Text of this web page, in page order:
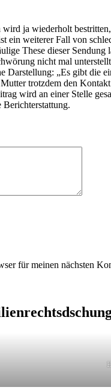
ja wiederholt
ein weiterer Fall von
These dieser
nicht mal
Darstellung: „Es gibt die
trotzdem den
wird an einer Stelle
Berichterstattung.
für meinen nächsten